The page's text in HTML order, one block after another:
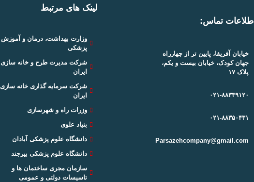
اطلاعات تماس:
خیابان آفریقا، پایین تر از چهارراه
جهان کودک، خیابان بیست و یکم،
پلاک ۱۷
۰۲۱-۸۸۳۳۹۱۲۰
۰۲۱-۸۸۳۵۰۴۳۱
Parsazehcompany@gmail.com
لینک های مرتبط
وزارت بهداشت، درمان و آموزش
پزشکی
شرکت مدیرت طرح و خانه سازی
ایران
شرکت سرمایه گذاری خانه سازی
ایران
وزرات راه و شهرسازی
بنیاد علوی
دانشگاه علوم پزشکی آبادان
دانشگاه علوم پزشکی بیرجند
سازمان مجری ساختمان ها و
تاسیسات دولتی و عمومی